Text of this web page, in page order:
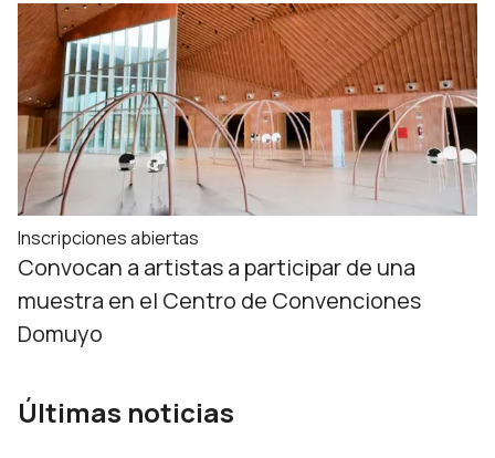
Inscripciones abiertas
Convocan a artistas a participar de una
muestra en el Centro de Convenciones
Domuyo
Últimas noticias